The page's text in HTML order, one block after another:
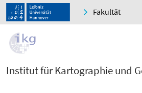
Fakultät
Institut für Kartographie und